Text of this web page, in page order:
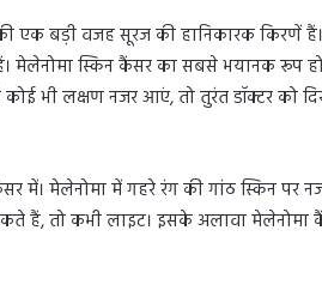
एक बड़ी वजह सूरज की हानिकारक किरणें
मेलेनोमा स्किन कैंसर का सबसे भयानक रूप
भी लक्षण नजर आएं, तो तुरंत डॉक्टर को
मेलेनोमा में गहरे रंग की गांठ स्किन पर
हैं, तो कभी लाइट। इसके अलावा